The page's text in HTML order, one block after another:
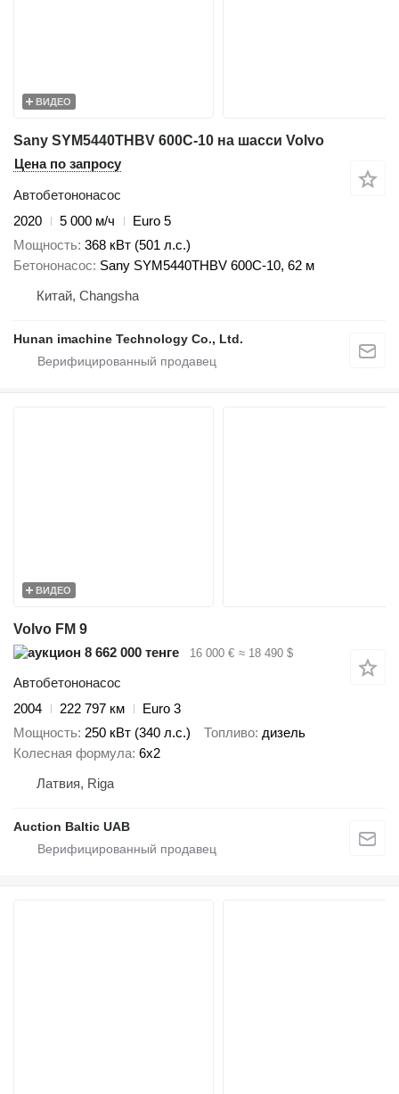
ВИДЕО
Sany SYM5440THBV 600C-10 на шасси Volvo
Цена по запросу
Автобетононасос
2020
5 000 м/ч
Euro 5
Мощность 368 кВт (501 л.с.)
Бетононасос Sany SYM5440THBV 600C-10, 62 м
Китай, Changsha
Hunan imachine Technology Co., Ltd.
ВИДЕО
Volvo FM 9
8 662 000 тенге
16 000 € ≈ 18 490 $
Автобетононасос
2004
222 797 км
Euro 3
Мощность 250 кВт (340 л.с.) Топливо дизель
Колесная формула 6x2
Латвия, Riga
Auction Baltic UAB